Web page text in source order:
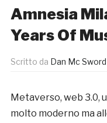
Amnesia
Years Of
Scritto da Dan Mc Sword
Metaverso, web 3.0,
molto moderno ma